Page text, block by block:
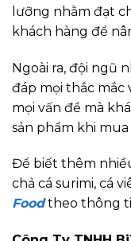
lưỡng nhằm đạt
khách hàng để
Ngoài ra, đội ngũ
đáp mọi thắc mắc
mọi vấn đề mà
sản phẩm khi
Để biết thêm
chả cá surimi, cá
Foodtheo thông